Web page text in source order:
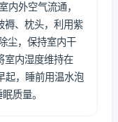
外空气流通，
褥、枕头，利用紫
尘，保持室内干
室内湿度维持在
起，睡前用温水泡
质量。